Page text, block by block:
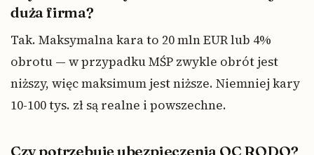
duża firma?
Tak. Maksymalna kara to 20 mln EUR lub 4%
obrotu — w przypadku MŚP zwykle obrót jest
niższy, więc maksimum jest niższe. Niemniej kary
10-100 tys. zł są realne i powszechne.
Czy potrzebuję ubezpieczenia OC RODO?